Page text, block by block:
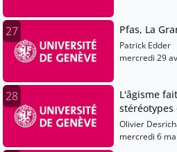
27 Pfas, La
Patrick Edder
mercredi 29
28
L'âgisme
Olivier
mercredi 6